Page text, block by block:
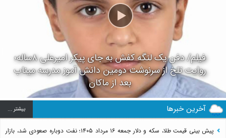
فیلم/ دفن یک لنگه کفش به جای پیکر امیرعلی ۸ساله؛
روایت تلخ از سرنوشت دومین دانش آموز مدرسه میناب
بعد از ماکان
آخرین خبرها بيشتر ...
پیش بینی قیمت طلا، سکه و دلار جمعه ۱۶ مرداد ۱۴۰۵؛ نفت دوباره صعودی شد، بازار